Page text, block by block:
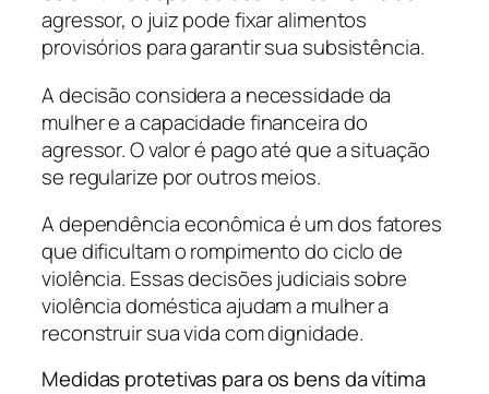
agressor, o juiz pode fixar alimentos
provisórios para garantir sua subsistência.
A decisão considera a necessidade da
mulher e a capacidade financeira do
agressor. O valor é pago até que a situação
se regularize por outros meios.
A dependência econômica é um dos fatores
que dificultam o rompimento do ciclo de
violência. Essas decisões judiciais sobre
violência doméstica ajudam a mulher a
reconstruir sua vida com dignidade.
Medidas protetivas para os bens da vítima